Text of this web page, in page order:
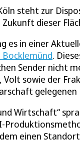
steht zur
dieser
es in einer
Bocklemünd.
Sender nicht
sowie der
gelegenen
Wirtschaft“
einen